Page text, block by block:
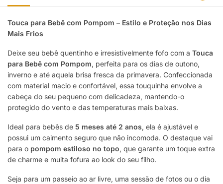
Touca para Bebê com Pompom – Estilo e Proteção nos Dias
Mais Frios
Deixe seu bebê quentinho e irresistivelmente fofo com a Touca
para Bebê com Pompom, perfeita para os dias de outono,
inverno e até aquela brisa fresca da primavera. Confeccionada
com material macio e confortável, essa touquinha envolve a
cabeça do seu pequeno com delicadeza, mantendo-o
protegido do vento e das temperaturas mais baixas.
Ideal para bebês de 5 meses até 2 anos, ela é ajustável e
possui um caimento seguro que não incomoda. O destaque vai
para o pompom estiloso no topo, que garante um toque extra
de charme e muita fofura ao look do seu filho.
Seja para um passeio ao ar livre, uma sessão de fotos ou o dia